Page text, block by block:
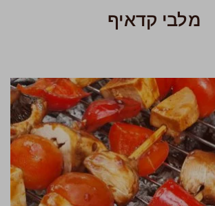
מלבי קדאיף